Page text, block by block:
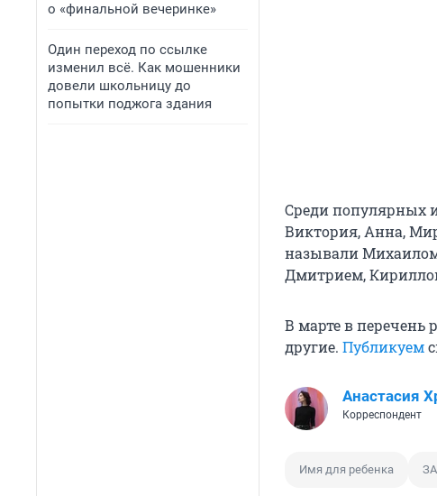
о «финальной вечеринке»
Один переход по ссылке
изменил всё. Как мошенники
довели школьницу до
попытки поджога здания
Среди популярных
Виктория, Анна,
называли
Дмитрием,
В марте в перечень
другие. Публикуем
Анастасия
Корреспондент
Имя для ребенка